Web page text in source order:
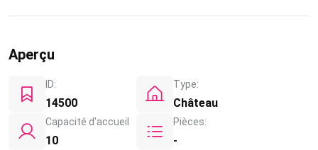
Aperçu
ID:
14500
Type:
Château
Capacité d'accueil
10
Pièces:
-